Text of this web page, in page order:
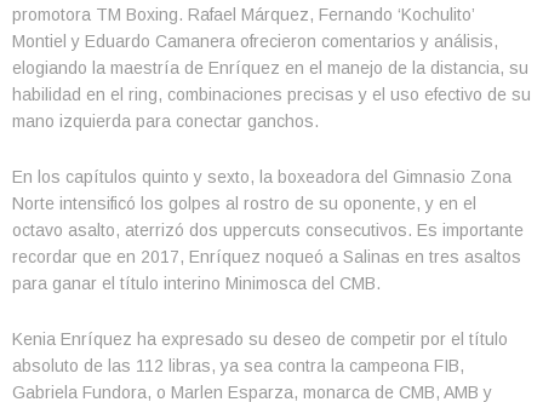
promotora TM Boxing. Rafael Márquez, Fernando ‘Kochulito’
Montiel y Eduardo Camanera ofrecieron comentarios y análisis,
elogiando la maestría de Enríquez en el manejo de la distancia, su
habilidad en el ring, combinaciones precisas y el uso efectivo de su
mano izquierda para conectar ganchos.
En los capítulos quinto y sexto, la boxeadora del Gimnasio Zona
Norte intensificó los golpes al rostro de su oponente, y en el
octavo asalto, aterrizó dos uppercuts consecutivos. Es importante
recordar que en 2017, Enríquez noqueó a Salinas en tres asaltos
para ganar el título interino Minimosca del CMB.
Kenia Enríquez ha expresado su deseo de competir por el título
absoluto de las 112 libras, ya sea contra la campeona FIB,
Gabriela Fundora, o Marlen Esparza, monarca de CMB, AMB y